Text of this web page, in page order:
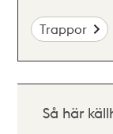
Trappor
Så här